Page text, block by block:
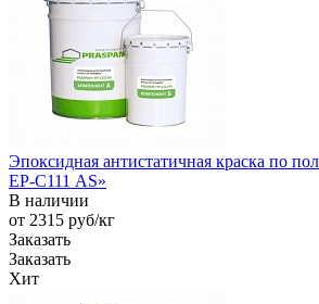
Эпоксидная антистатичная краска по
EP-С111 AS»
В наличии
от 2315 руб/кг
Заказать
Заказать
Хит